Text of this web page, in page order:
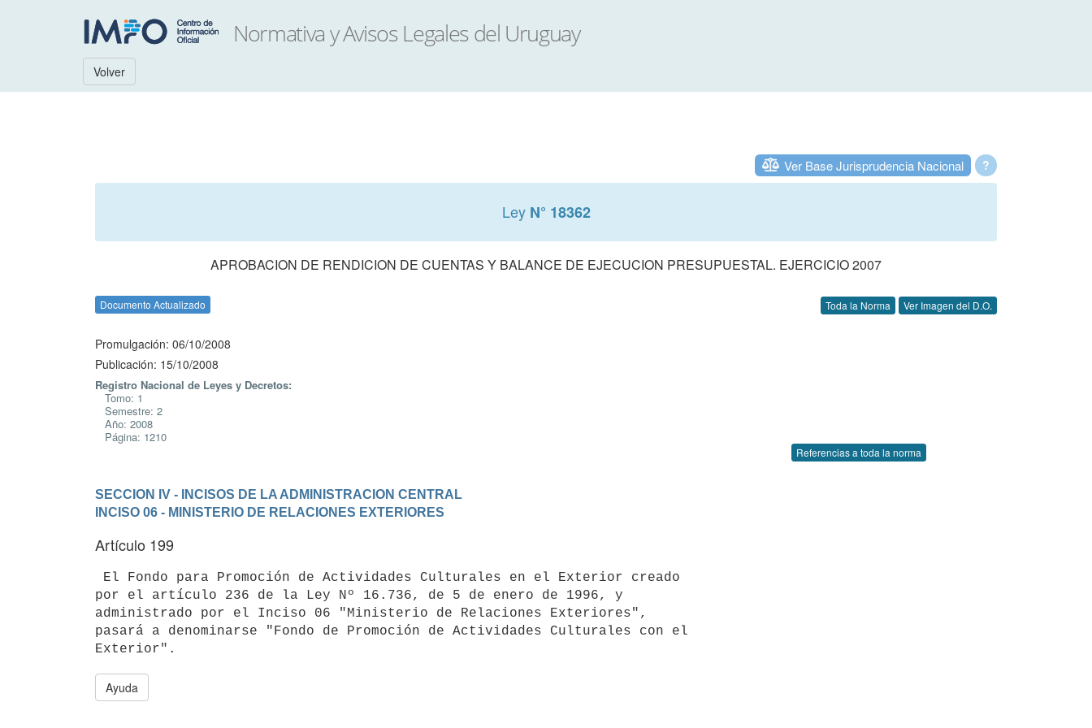
Volver
?
Ver Base Jurisprudencia Nacional
Ley N° 18362
APROBACION DE RENDICION DE CUENTAS Y BALANCE DE EJECUCION PRESUPUESTAL. EJERCICIO 2007
Documento Actualizado Toda la Norma Ver Imagen del D.O.
Promulgación: 06/10/2008
Publicación: 15/10/2008
Registro Nacional de Leyes y Decretos:
Tomo: 1
Semestre: 2
Año: 2008
Página: 1210
Referencias a toda la norma
SECCION IV - INCISOS DE LA ADMINISTRACION CENTRAL
INCISO 06 - MINISTERIO DE RELACIONES EXTERIORES
Artículo 199
por el artículo 236 de la Ley Nº 16.736, de 5 de enero de 1996, y
administrado por el Inciso 06 "Ministerio de Relaciones Exteriores",
pasará a denominarse "Fondo de Promoción de Actividades Culturales con el
Ayuda